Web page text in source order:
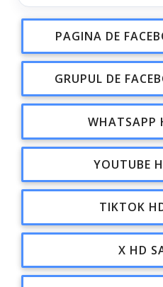
PAGINA DE
GRUPUL DE
WHATSAPP
YOUTUBE
TIKTOK
X HD